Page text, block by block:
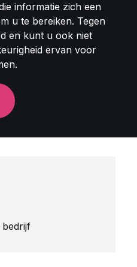
informatie zich een
u te bereiken. Tegen
en kunt u ook niet
ervan voor
bedrijf